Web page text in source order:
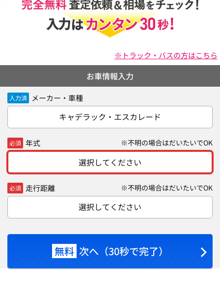
※トラック・バスの方はこちら
お車情報入力
入力済 メーカー・車種
キャデラック・エスカレード
必須 年式 ※不明の場合はだいたいでOK
選択してください
必須 走行距離 ※不明の場合はだいたいでOK
選択してください
無料 次へ（30秒で完了）